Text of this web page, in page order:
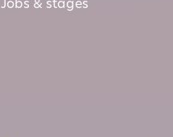
Jobs & stages